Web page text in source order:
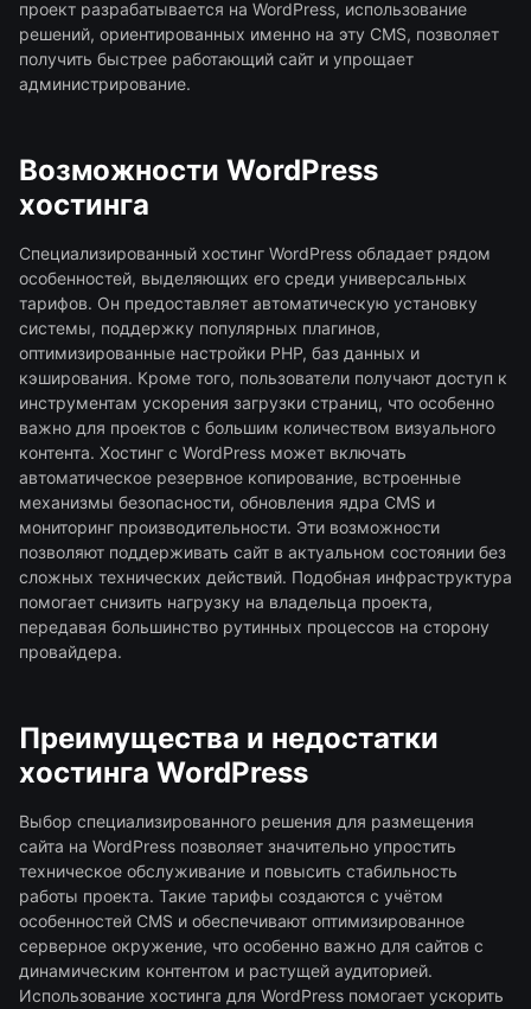
проект разрабатывается на WordPress, использование
решений, ориентированных именно на эту CMS, позволяет
получить быстрее работающий сайт и упрощает
администрирование.
Возможности WordPress
хостинга
Специализированный хостинг WordPress обладает рядом
особенностей, выделяющих его среди универсальных
тарифов. Он предоставляет автоматическую установку
системы, поддержку популярных плагинов,
оптимизированные настройки PHP, баз данных и
кэширования. Кроме того, пользователи получают доступ к
инструментам ускорения загрузки страниц, что особенно
важно для проектов с большим количеством визуального
контента. Хостинг с WordPress может включать
автоматическое резервное копирование, встроенные
механизмы безопасности, обновления ядра CMS и
мониторинг производительности. Эти возможности
позволяют поддерживать сайт в актуальном состоянии без
сложных технических действий. Подобная инфраструктура
помогает снизить нагрузку на владельца проекта,
передавая большинство рутинных процессов на сторону
провайдера.
Преимущества и недостатки
хостинга WordPress
Выбор специализированного решения для размещения
сайта на WordPress позволяет значительно упростить
техническое обслуживание и повысить стабильность
работы проекта. Такие тарифы создаются с учётом
особенностей CMS и обеспечивают оптимизированное
серверное окружение, что особенно важно для сайтов с
динамическим контентом и растущей аудиторией.
Использование хостинга для WordPress помогает ускорить